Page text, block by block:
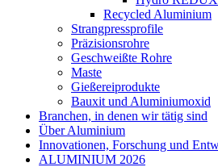
Recycled Aluminium
Strangpressprofile
Präzisionsrohre
Geschweißte Rohre
Maste
Gießereiprodukte
Bauxit und Aluminiumoxid
Branchen, in denen wir tätig sind
Über Aluminium
Innovationen, Forschung und
ALUMINIUM 2026